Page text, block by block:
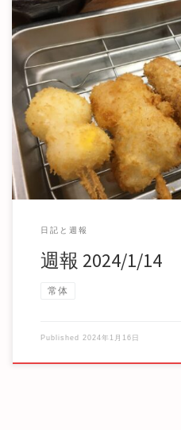
週報 2024/1/14 さっそく2週目
かった。 今週やったこと 今週
日記と週報
週報 2024/1/14
常体
Published 2024年1月16日